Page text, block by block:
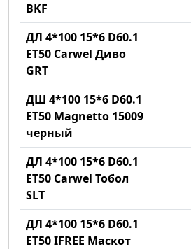
BKF
ДЛ 4*100 15*6 D60.1
ET50 Carwel Диво
GRT
ДШ 4*100 15*6 D60.1
ET50 Magnetto 15009
черный
ДЛ 4*100 15*6 D60.1
ET50 Carwel Тобол
SLT
ДЛ 4*100 15*6 D60.1
ET50 IFREE Маскот